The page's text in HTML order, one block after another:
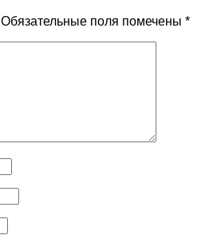
Обязательные поля помечены *